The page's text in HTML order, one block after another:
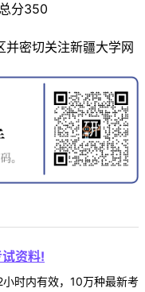
分350
密切关注新疆大学网
资料!
时内有效，10万种最新考